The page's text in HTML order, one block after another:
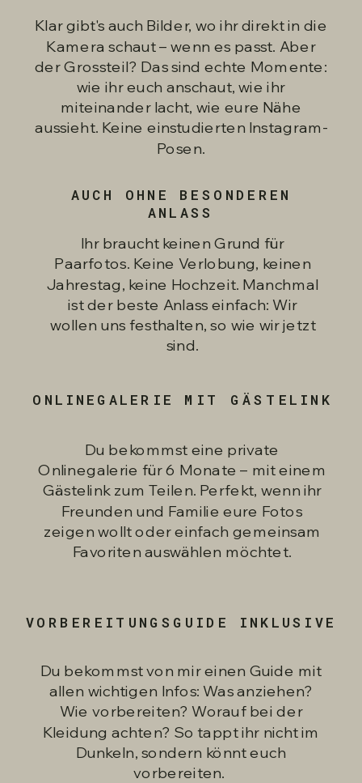
Du bekommst von mir einen Guide mit
allen wichtigen Infos: Was anziehen?
Wie vorbereiten? Worauf bei der
Kleidung achten? So tappt ihr nicht im
Dunkeln, sondern könnt euch
vorbereiten.
VORBEREITUNGSGUIDE INKLUSIVE
Du bekommst eine private
Onlinegalerie für 6 Monate – mit einem
Gästelink zum Teilen. Perfekt, wenn ihr
Freunden und Familie eure Fotos
zeigen wollt oder einfach gemeinsam
Favoriten auswählen möchtet.
ONLINEGALERIE MIT GÄSTELINK
Ihr braucht keinen Grund für
Paarfotos. Keine Verlobung, keinen
Jahrestag, keine Hochzeit. Manchmal
ist der beste Anlass einfach: Wir
wollen uns festhalten, so wie wir jetzt
sind.
AUCH OHNE BESONDEREN
ANLASS
Klar gibt's auch Bilder, wo ihr direkt in die
Kamera schaut – wenn es passt. Aber
der Grossteil? Das sind echte Momente:
wie ihr euch anschaut, wie ihr
miteinander lacht, wie eure Nähe
aussieht. Keine einstudierten Instagram-
Posen.